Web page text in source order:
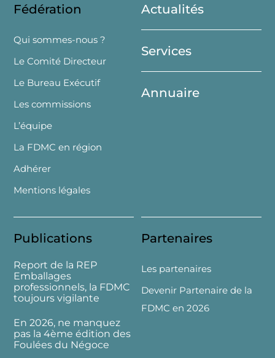
To
Top
Fédération
Qui sommes-nous ?
Le Comité Directeur
Le Bureau Exécutif
Les commissions
L’équipe
La FDMC en région
Adhérer
Mentions légales
Actualités
Services
Annuaire
Publications
Report de la REP
Emballages
professionnels, la FDMC
toujours vigilante
En 2026, ne manquez
pas la 4ème édition des
Foulées du Négoce
Partenaires
Les partenaires
Devenir Partenaire de la
FDMC en 2026